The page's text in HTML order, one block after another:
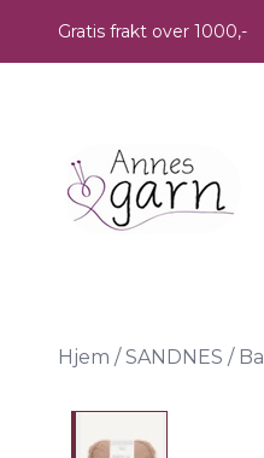
Gratis frakt over 1000,-
Hjem / SANDNES /